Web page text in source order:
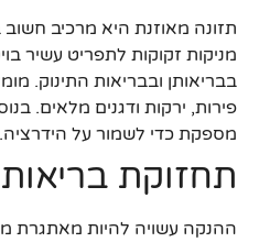
תזונה מאוזנת היא מרכיב
מניקות זקוקות לתפריט עשיר
בבריאותן ובבריאות התינוק.
פירות, ירקות ודגנים מלאים.
מספקת כדי לשמור על הידרציה.
תחזוקת
ההנקה עשויה להיות מאתגרת